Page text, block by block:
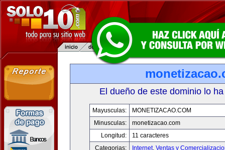
El dueño de este dominio lo
Mayusculas:
MONETIZACAO.COM
Minusculas:
monetizacao.com
Longitud:
11 caracteres
Categorias:
Internet, Ventas y